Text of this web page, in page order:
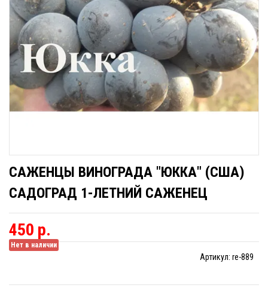
САЖЕНЦЫ ВИНОГРАДА "ЮККА" (США)
САДОГРАД 1-ЛЕТНИЙ САЖЕНЕЦ
450 р.
Нет в наличии
Артикул: re-889